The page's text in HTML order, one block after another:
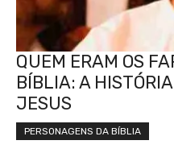
QUEM ERAM OS
BÍBLIA: A
JESUS
PERSONAGENS DA BÍBLIA